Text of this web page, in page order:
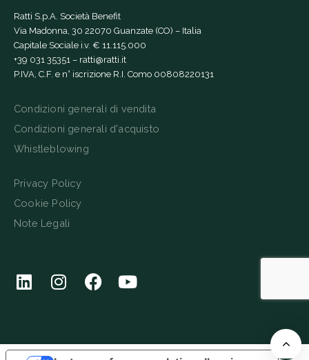
Ratti S.p.A. Società Benefit
Via Madonna, 30 22070 Guanzate (CO) – Italia
Capitale Sociale i.v. € 11.115.000
+39 031 35351 – ratti@ratti.it
P.IVA, C.F. e n° iscrizione R.I. Como 00808220131
Condizioni generali di vendita
Condizioni generali d'acquisto
Whistleblowing
Privacy Policy
Cookie Policy
Note Legali